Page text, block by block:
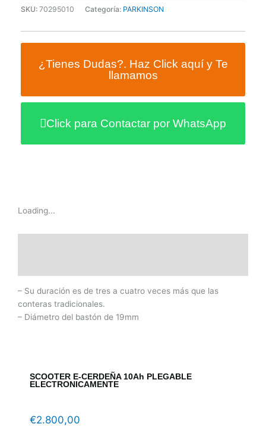
PLAYERAS
SKU: 70295010 Categoría: PARKINSON
¿Tienes Dudas?. Haz Click aquí y Te
llamamos
Click para Contactar por WhatsApp
Loading...
– Su duración es de tres a cuatro veces más que las
conteras tradicionales.
– Diámetro del bastón de 19mm
SCOOTER E-CERDEÑA 10Ah PLEGABLE
ELECTRONICAMENTE
€2.800,00